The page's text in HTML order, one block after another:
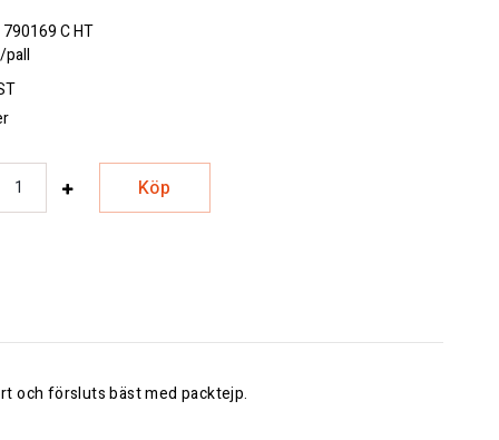
790169 C HT
pall
Köp
och försluts bäst med packtejp.